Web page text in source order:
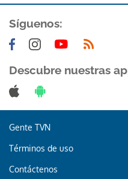
Síguenos:
Descubre nuestras
Gente TVN
Términos de uso
Contáctenos